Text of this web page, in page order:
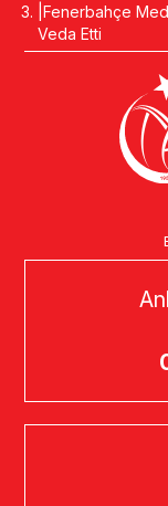
Fenerbahçe
Veda Etti